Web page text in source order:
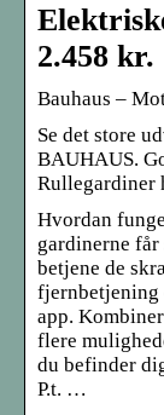
2.458 kr.
Bauhaus –
Se det store
BAUHAUS.
Rullegardiner
Hvordan
gardinerne
betjene de
fjernbetjening
app.
flere
du befinder
P.t. …